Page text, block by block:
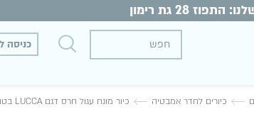
28 גת רימון
כניסה
כיורים לחדר אמבטיה כיור מונח עגול חרס דגם LUCCA בטון מט